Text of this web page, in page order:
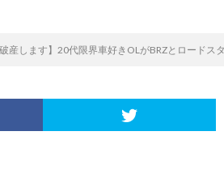
破産します】20代限界車好きOLがBRZとロードス